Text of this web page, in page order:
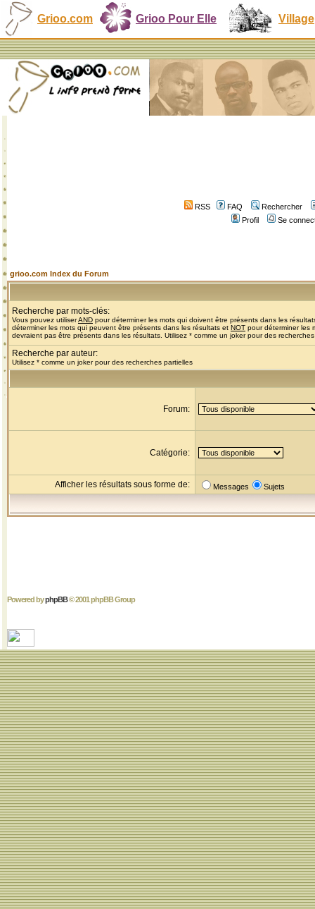
Grioo.com Grioo Pour Elle Village
RSS FAQ
Rechercher
Profil
Se
grioo.com Index du Forum
Recherche par mots-clés:
Vous pouvez utiliserAND pour déterminer les mots qui doivent être présents dans les
déterminer les mots qui peuvent être présents dans les résultats et NOT pour déterminer les
devraient pas être présents dans les résultats. Utilisez * comme un joker pour des
Recherche par auteur:
Utilisez * comme un joker pour des recherches partielles
Forum:
Catégorie:
Afficher les résultats sous forme de: Messages Sujets
Powered byphpBB© 2001 phpBB Group